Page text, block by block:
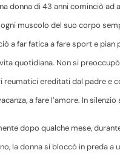
donna di 43 anni cominciò ad
muscolo del suo corpo
a far fatica a fare sport e pian
quotidiana. Non si
reumatici ereditati dal padre e
a fare l’amore. In
dopo qualche mese,
la donna si bloccò in preda a